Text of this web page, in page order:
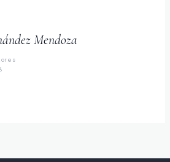
Mendoza